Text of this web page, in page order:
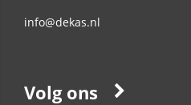
info@dekas.nl
Volg ons